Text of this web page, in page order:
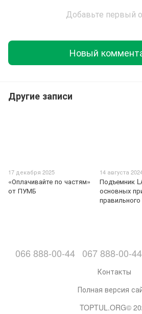
Добавьте первый
Новый
Другие записи
17 декабря 2025
«Оплачивайте по частям»
от ПУМБ
14 августа
Подъемник
основных
066 888-00-44 067 888-00-44
Контакты
Полная версия
TOPTUL.ORG©